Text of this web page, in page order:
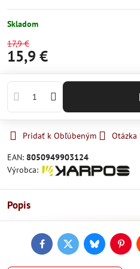
Skladom
17,9 €
15,9 €
Pridať k Obľúbeným
EAN: 8050949903124
Výrobca:
Popis
FacebookTwitterBluesky